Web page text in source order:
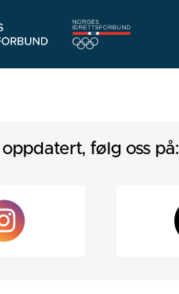
følg oss på: